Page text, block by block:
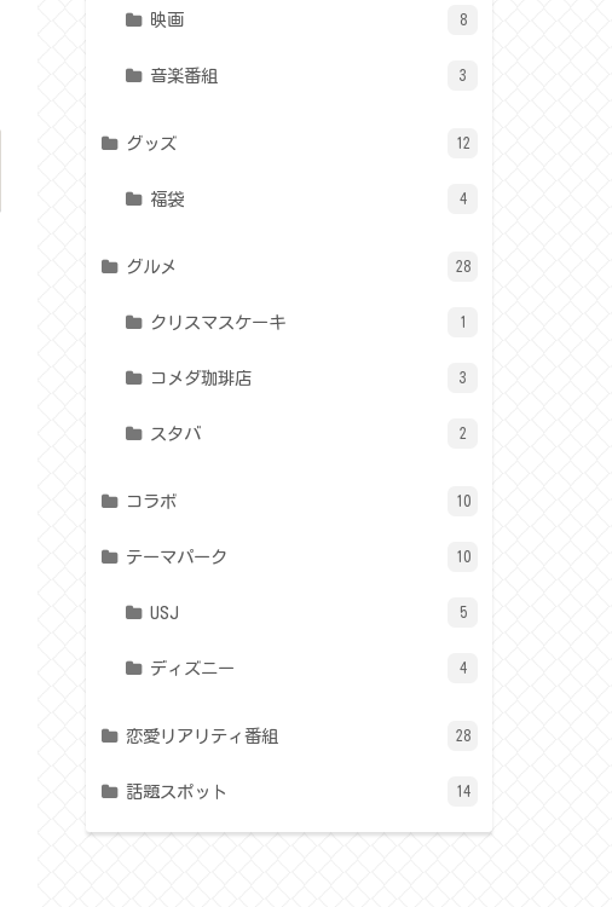
映画 8
音楽番組 3
グッズ 12
福袋 4
グルメ 28
クリスマスケーキ 1
コメダ珈琲店 3
スタバ 2
コラボ 10
テーマパーク 10
USJ 5
ディズニー 4
恋愛リアリティ番組 28
話題スポット 14